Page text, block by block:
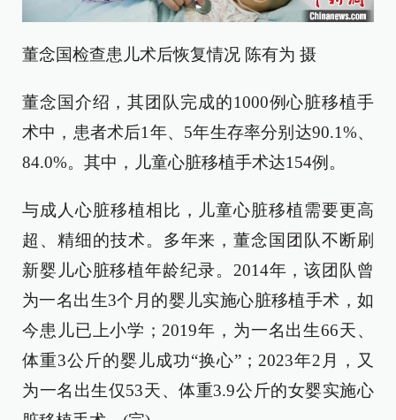
董念国检查患儿术后恢复情况 陈有为 摄
董念国介绍，其团队完成的1000例心脏移植手
术中，患者术后1年、5年生存率分别达90.1%、
84.0%。其中，儿童心脏移植手术达154例。
与成人心脏移植相比，儿童心脏移植需要更高
超、精细的技术。多年来，董念国团队不断刷
新婴儿心脏移植年龄纪录。2014年，该团队曾
为一名出生3个月的婴儿实施心脏移植手术，如
今患儿已上小学；2019年，为一名出生66天、
体重3公斤的婴儿成功“换心”；2023年2月，又
为一名出生仅53天、体重3.9公斤的女婴实施心